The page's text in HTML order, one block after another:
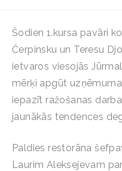
Šodien 1.kursa pavāri
Čerpinsku un Teresu
ietvaros viesojās
mērķi apgūt
iepazīt ražošanas
jaunākās tendences
Paldies restorāna
Laurim Aleksejevam